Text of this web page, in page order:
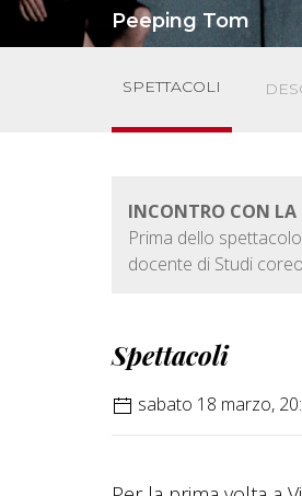
Peeping Tom
SPETTACOLI
INCONTRO CON LA
Prima dello
docente di Studi
Spettacoli
sabato 18 marzo,